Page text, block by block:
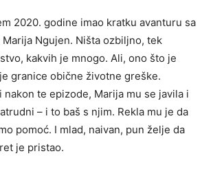
2020. godine imao kratku avanturu sa
Ngujen. Ništa ozbiljno, tek
kakvih je mnogo. Ali, ono što je
granice obične životne greške.
nakon te epizode, Marija mu se javila i
– i to baš s njim. Rekla mu je da
pomoć. I mlad, naivan, pun želje da
je pristao.